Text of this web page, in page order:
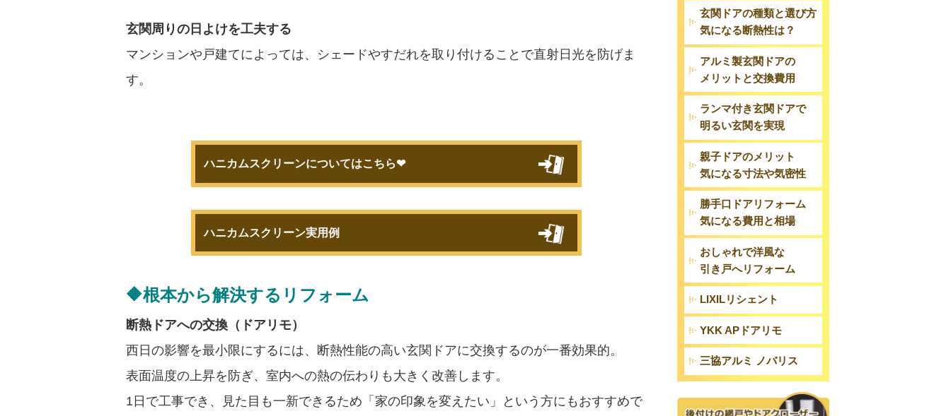
玄関周りの日よけを工夫する
マンションや戸建てによっては、シェードやすだれを取り付けることで直射日光を防げま
す。
ハニカムスクリーンについてはこちら❤
ハニカムスクリーン実用例
🔶根本から解決するリフォーム
断熱ドアへの交換（ドアリモ）
西日の影響を最小限にするには、断熱性能の高い玄関ドアに交換するのが一番効果的。
表面温度の上昇を防ぎ、室内への熱の伝わりも大きく改善します。
1日で工事でき、見た目も一新できるため「家の印象を変えたい」という方にもおすすめで
玄関ドアの種類と選び方
気になる断熱性は？
アルミ製玄関ドアの
メリットと交換費用
ランマ付き玄関ドアで
明るい玄関を実現
親子ドアのメリット
気になる寸法や気密性
勝手口ドアリフォーム
気になる費用と相場
おしゃれで洋風な
引き戸へリフォーム
LIXILリシェント
YKK APドアリモ
三協アルミ ノバリス